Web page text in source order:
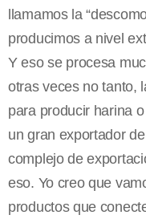
llamamos la
producimos a nivel
Y eso se procesa
otras veces no tanto,
para producir harina
un gran exportador
complejo de
eso. Yo creo que
productos que